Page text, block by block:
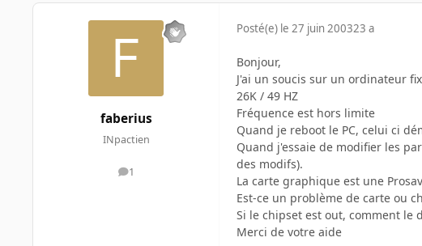
faberius
INpactien
1
messages
Posté(e) le 27 juin 200323 a
Bonjour,
J'ai un soucis sur un ordinateur
26K / 49 HZ
Fréquence est hors limite
Quand je reboot le PC, celui ci
Quand j'essaie de modifier les
des modifs).
La carte graphique est une
Est-ce un problème de carte ou
Si le chipset est out, comment le
Merci de votre aide